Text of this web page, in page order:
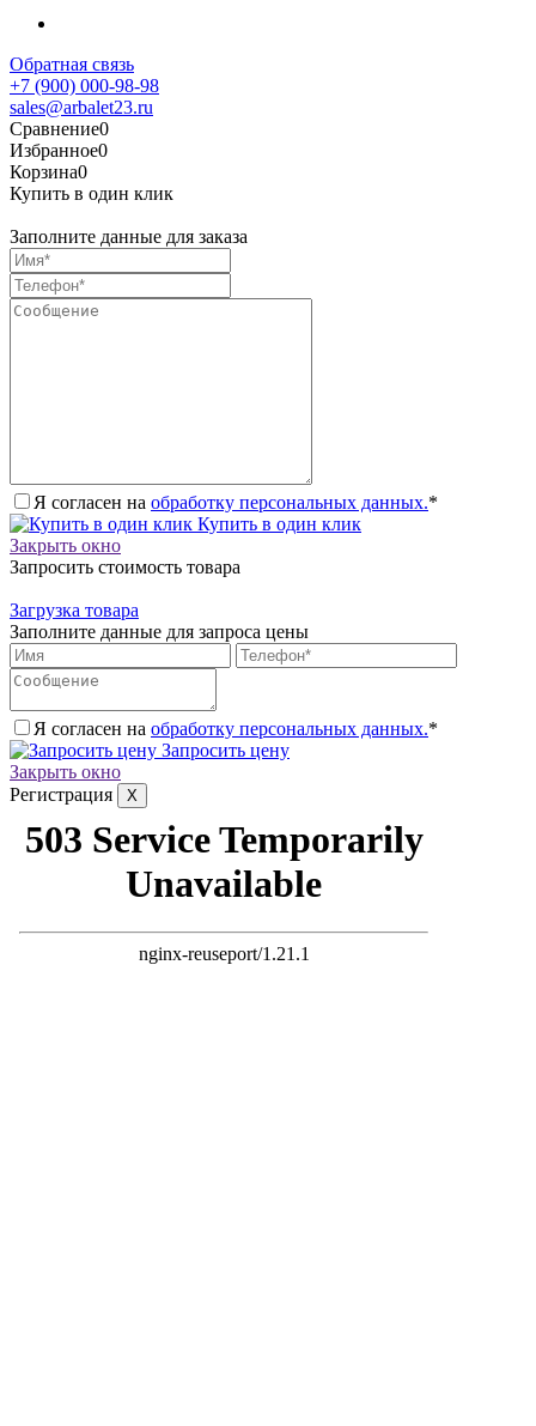
Обратная связь
+7 (900) 000-98-98
sales@arbalet23.ru
Сравнение0
Избранное0
Корзина0
Купить в один клик
Заполните данные для заказа
Я согласен на обработку персональных данных.*
Купить в один клик
Закрыть окно
Запросить стоимость товара
Загрузка товара
Заполните данные для запроса цены
Я согласен на обработку персональных данных.*
Запросить цену
Закрыть окно
Регистрация
X